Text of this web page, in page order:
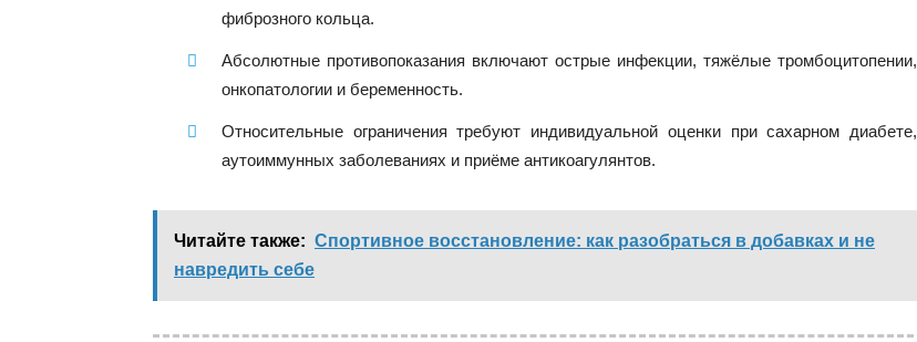
фиброзного кольца.
Абсолютные противопоказания включают острые инфекции, тяжёлые тромбоцитопении,
онкопатологии и беременность.
Относительные ограничения требуют индивидуальной оценки при сахарном диабете,
аутоиммунных заболеваниях и приёме антикоагулянтов.
Читайте также: Спортивное восстановление: как разобраться в добавках и не
навредить себе